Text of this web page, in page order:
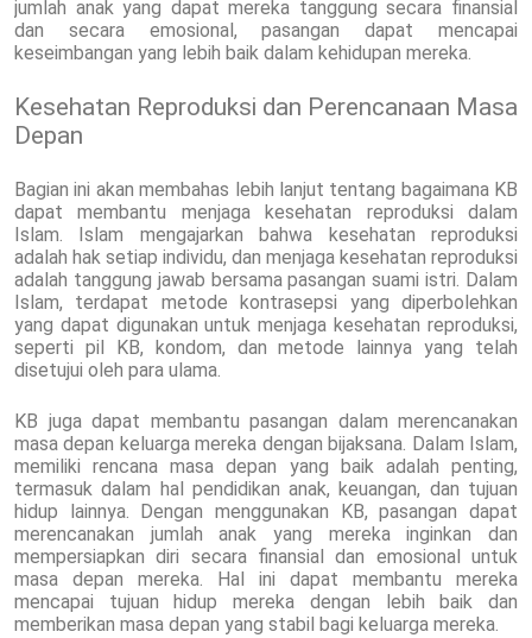
jumlah anak yang dapat mereka tanggung secara finansial
dan secara emosional, pasangan dapat mencapai
keseimbangan yang lebih baik dalam kehidupan mereka.
Kesehatan Reproduksi dan Perencanaan Masa
Depan
Bagian ini akan membahas lebih lanjut tentang bagaimana KB
dapat membantu menjaga kesehatan reproduksi dalam
Islam. Islam mengajarkan bahwa kesehatan reproduksi
adalah hak setiap individu, dan menjaga kesehatan reproduksi
adalah tanggung jawab bersama pasangan suami istri. Dalam
Islam, terdapat metode kontrasepsi yang diperbolehkan
yang dapat digunakan untuk menjaga kesehatan reproduksi,
seperti pil KB, kondom, dan metode lainnya yang telah
disetujui oleh para ulama.
KB juga dapat membantu pasangan dalam merencanakan
masa depan keluarga mereka dengan bijaksana. Dalam Islam,
memiliki rencana masa depan yang baik adalah penting,
termasuk dalam hal pendidikan anak, keuangan, dan tujuan
hidup lainnya. Dengan menggunakan KB, pasangan dapat
merencanakan jumlah anak yang mereka inginkan dan
mempersiapkan diri secara finansial dan emosional untuk
masa depan mereka. Hal ini dapat membantu mereka
mencapai tujuan hidup mereka dengan lebih baik dan
memberikan masa depan yang stabil bagi keluarga mereka.